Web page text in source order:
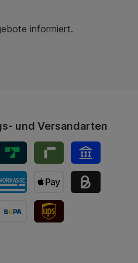
informiert.
und Versandarten